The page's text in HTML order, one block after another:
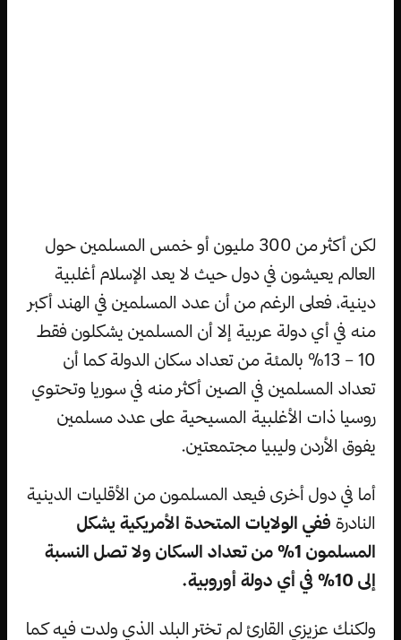
لكن أكثر من 300 مليون أو خمس المسلمين حول
العالم يعيشون في دول حيث لا يعد الإسلام أغلبية
دينية، فعلى الرغم من أن عدد المسلمين في الهند أكبر
منه في أي دولة عربية إلا أن المسلمين يشكلون فقط
10 – 13% بالمئة من تعداد سكان الدولة كما أن
تعداد المسلمين في الصين أكثر منه في سوريا وتحتوي
روسيا ذات الأغلبية المسيحية على عدد مسلمين
يفوق الأردن وليبيا مجتمعتين.
أما في دول أخرى فيعد المسلمون من الأقليات الدينية
النادرة ففي الولايات المتحدة الأمريكية يشكل
المسلمون 1% من تعداد السكان ولا تصل النسبة
إلى 10% في أي دولة أوروبية.
ولكنك عزيزي القارئ لم تختر البلد الذي ولدت فيه كما